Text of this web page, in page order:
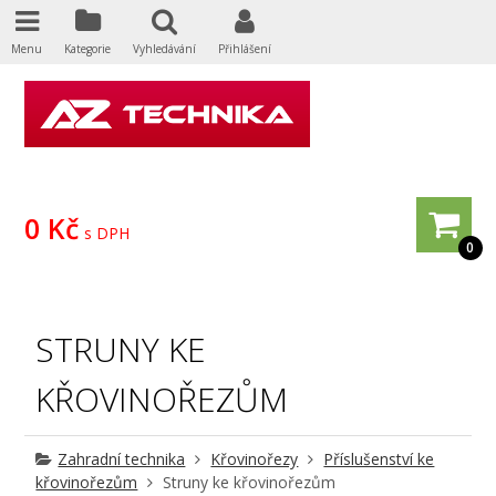
0
0 Kč s DPH
STRUNY KE
KŘOVINOŘEZŮM
Zahradní technika Křovinořezy
Příslušenství ke
křovinořezům
Struny ke křovinořezům
Menu Kategorie Vyhledávání Přihlášení